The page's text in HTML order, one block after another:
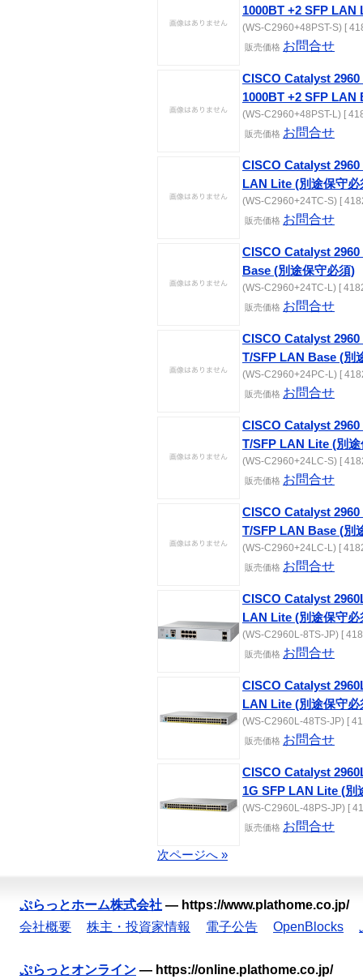
1000BT +2 SFP LAN
(WS-C2960+48PST-S) [
販売価格 お問合せ
CISCO Catalyst
1000BT +2 SFP LAN
(WS-C2960+48PST-L) [
販売価格 お問合せ
CISCO Catalyst 2960
LAN Lite (別途保守必
(WS-C2960+24TC-S) [
販売価格 お問合せ
CISCO Catalyst
Base (別途保守必須)
(WS-C2960+24TC-L) [
販売価格 お問合せ
CISCO Catalyst
T/SFP LAN Base (別
(WS-C2960+24PC-L) [
販売価格 お問合せ
CISCO Catalyst
T/SFP LAN Lite (別
(WS-C2960+24LC-S) [
販売価格 お問合せ
CISCO Catalyst
T/SFP LAN Base (別
(WS-C2960+24LC-L) [
販売価格 お問合せ
CISCO Catalyst
LAN Lite (別途保守必
(WS-C2960L-8TS-JP) [
販売価格 お問合せ
CISCO Catalyst
LAN Lite (別途保守必
(WS-C2960L-48TS-JP) [
販売価格 お問合せ
CISCO Catalyst
1G SFP LAN Lite (別
(WS-C2960L-48PS-JP) [
販売価格 お問合せ
次ページへ »
ぷらっとホーム株式会社 — https://www.plathome.co.jp/
会社概要
株主・投資家情報 電子公告 OpenBlocks
ぷらっとオンライン — https://online.plathome.co.jp/